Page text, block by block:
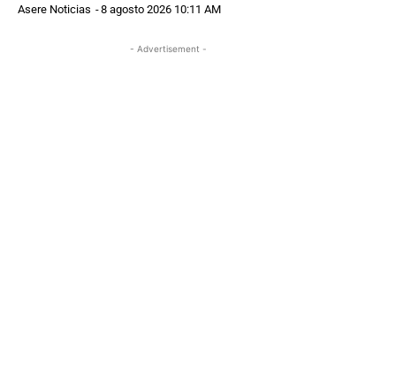
Asere Noticias -8 agosto 2026 10:11 AM
- Advertisement -